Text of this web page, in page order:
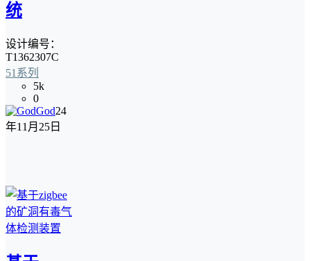
统
设计编号：
T1362307C
51系列
5k
0
God24
年11月25日